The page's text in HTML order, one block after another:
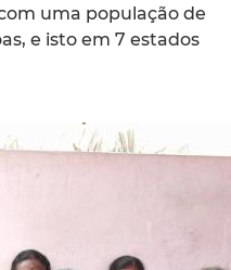
uma população de
e isto em 7 estados